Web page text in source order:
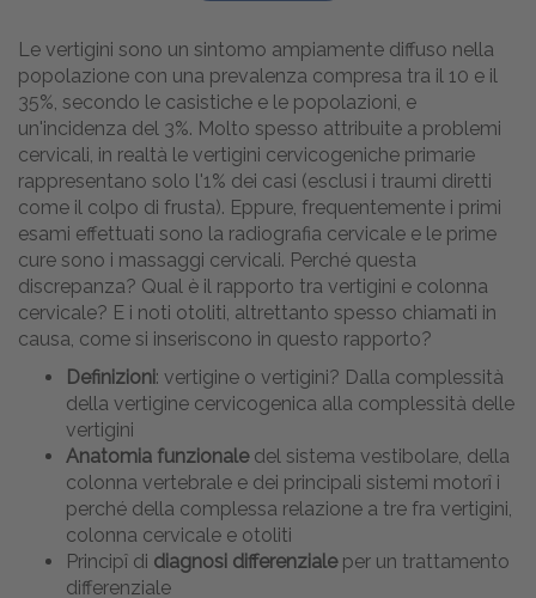
Le vertigini sono un sintomo ampiamente diffuso nella
popolazione con una prevalenza compresa tra il 10 e il
35%, secondo le casistiche e le popolazioni, e
un'incidenza del 3%. Molto spesso attribuite a problemi
cervicali, in realtà le vertigini cervicogeniche primarie
rappresentano solo l'1% dei casi (esclusi i traumi diretti
come il colpo di frusta). Eppure, frequentemente i primi
esami effettuati sono la radiografia cervicale e le prime
cure sono i massaggi cervicali. Perché questa
discrepanza? Qual è il rapporto tra vertigini e colonna
cervicale? E i noti otoliti, altrettanto spesso chiamati in
causa, come si inseriscono in questo rapporto?
Definizioni : vertigine o vertigini? Dalla complessità
della vertigine cervicogenica alla complessità delle
vertigini
Anatomia funzionaledel sistema vestibolare, della
colonna vertebrale e dei principali sistemi motorî i
perché della complessa relazione a tre fra vertigini,
colonna cervicale e otoliti
Principî di diagnosi differenzialeper un trattamento
differenziale